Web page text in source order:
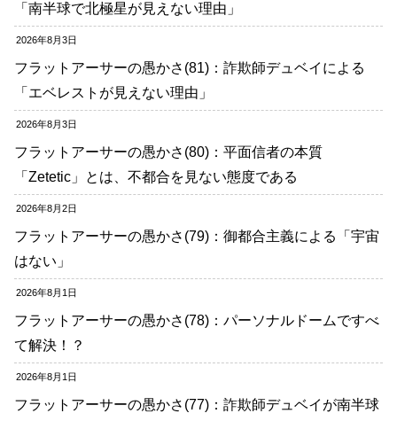
「南半球で北極星が見えない理由」
2026年8月3日
フラットアーサーの愚かさ(81)：詐欺師デュベイによる
「エベレストが見えない理由」
2026年8月3日
フラットアーサーの愚かさ(80)：平面信者の本質
「Zetetic」とは、不都合を見ない態度である
2026年8月2日
フラットアーサーの愚かさ(79)：御都合主義による「宇宙
はない」
2026年8月1日
フラットアーサーの愚かさ(78)：パーソナルドームですべ
て解決！？
2026年8月1日
フラットアーサーの愚かさ(77)：詐欺師デュベイが南半球